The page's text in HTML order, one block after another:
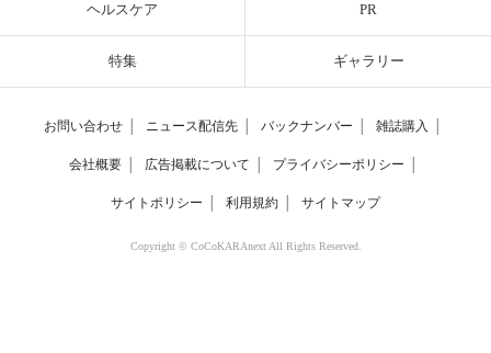
ヘルスケア PR
特集 ギャラリー
お問い合わせ ニュース配信先 バックナンバー 雑誌購入
会社概要 広告掲載について プライバシーポリシー
サイトポリシー 利用規約 サイトマップ
Copyright © CoCoKARAnext All Rights Reserved.